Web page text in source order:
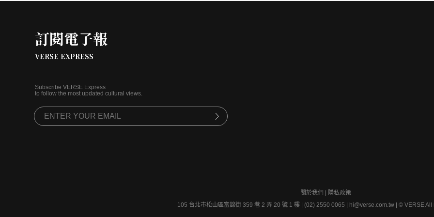
訂閱電子報
VERSE EXPRESS
Subscribe VERSE Express
to follow the most updated cultural views.
關於我們
隱私政策
105 台北市松山區富錦街 359 巷 2 弄 20 號 1 樓 | (02) 2550 0065 |
hi@verse.com.tw| © VERSE All